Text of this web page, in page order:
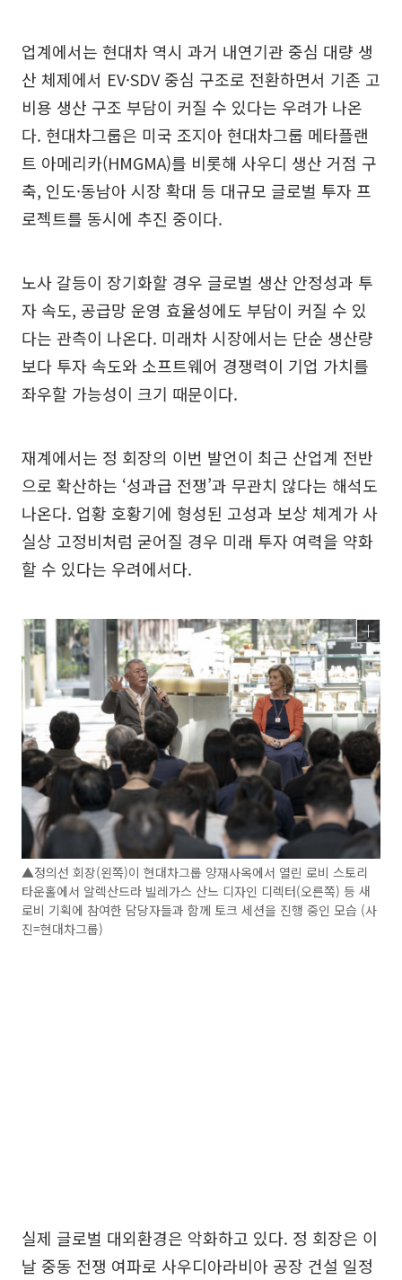
업계에서는 현대차 역시 과거 내연기관 중심 대량 생
산 체제에서 EV·SDV 중심 구조로 전환하면서 기존 고
비용 생산 구조 부담이 커질 수 있다는 우려가 나온
다. 현대차그룹은 미국 조지아 현대차그룹 메타플랜
트 아메리카(HMGMA)를 비롯해 사우디 생산 거점 구
축, 인도·동남아 시장 확대 등 대규모 글로벌 투자 프
로젝트를 동시에 추진 중이다.
노사 갈등이 장기화할 경우 글로벌 생산 안정성과 투
자 속도, 공급망 운영 효율성에도 부담이 커질 수 있
다는 관측이 나온다. 미래차 시장에서는 단순 생산량
보다 투자 속도와 소프트웨어 경쟁력이 기업 가치를
좌우할 가능성이 크기 때문이다.
재계에서는 정 회장의 이번 발언이 최근 산업계 전반
으로 확산하는 ‘성과급 전쟁’과 무관치 않다는 해석도
나온다. 업황 호황기에 형성된 고성과 보상 체계가 사
실상 고정비처럼 굳어질 경우 미래 투자 여력을 약화
할 수 있다는 우려에서다.
▲정의선 회장(왼쪽)이 현대차그룹 양재사옥에서 열린 로비 스토리
타운홀에서 알렉산드라 빌레가스 산느 디자인 디렉터(오른쪽) 등 새
로비 기획에 참여한 담당자들과 함께 토크 세션을 진행 중인 모습 (사
진=현대차그룹)
실제 글로벌 대외환경은 악화하고 있다. 정 회장은 이
날 중동 전쟁 여파로 사우디아라비아 공장 건설 일정